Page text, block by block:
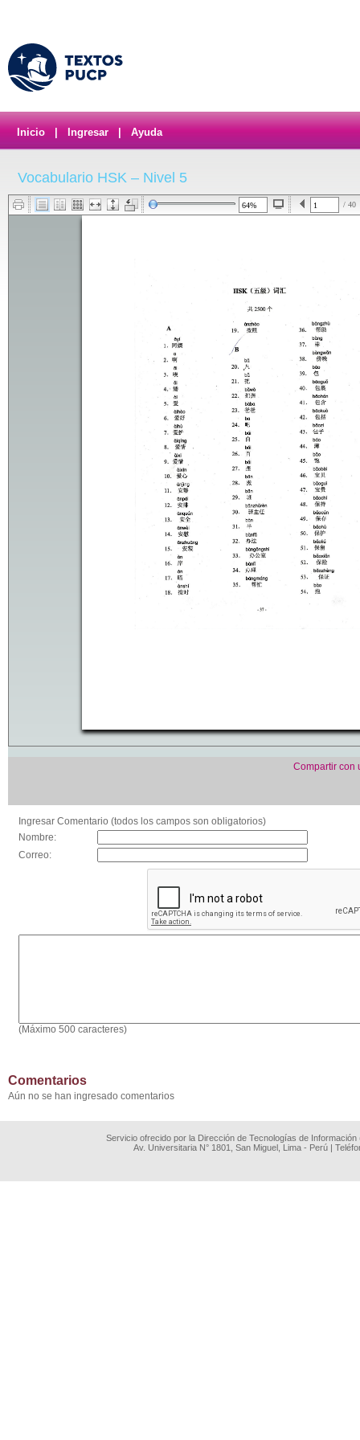
Inicio Ingresar Ayuda
Vocabulario HSK – Nivel 5
/ 40
Compartir con
Ingresar Comentario (todos los campos son obligatorios)
Nombre:
Correo:
(Máximo 500 caracteres)
Comentarios
Aún no se han ingresado comentarios
Servicio ofrecido por la Dirección de Tecnologías de
Av. Universitaria N° 1801, San Miguel, Lima - Perú |